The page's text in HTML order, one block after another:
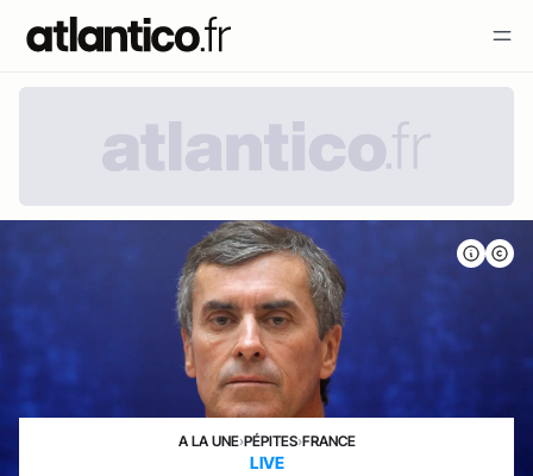
A LA UNE›PÉPITES›FRANCE
LIVE